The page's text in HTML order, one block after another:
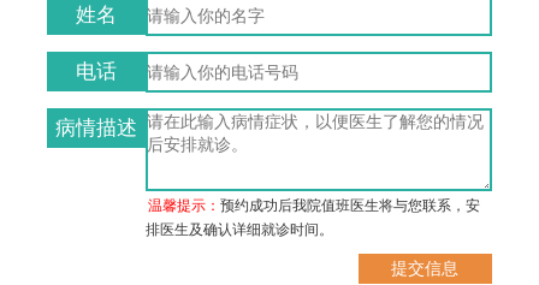
姓名
电话
病情描述
温馨提示：预约成功后我院值班医生将与您联系，安
排医生及确认详细就诊时间。